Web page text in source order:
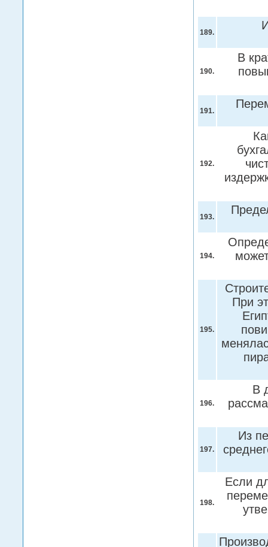
189.
190.
В
191.
192.
193.
194.
195.
При
196.
В
197.
Из
198.
Если